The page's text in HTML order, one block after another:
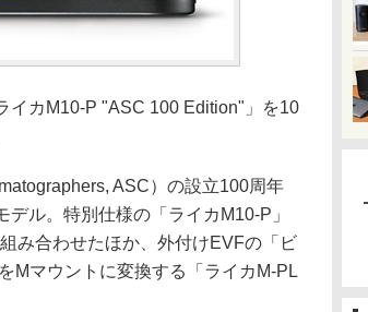
イカM10-P "ASC 100 Edition"」を10
ASC）の設立100周年
ル。特別仕様の「ライカM10-P」
み合わせたほか、外付けEVFの「ビ
Mマウントに変換する「ライカM-PL